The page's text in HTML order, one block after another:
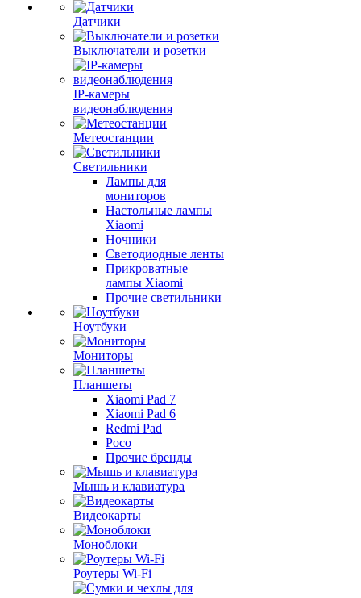
Датчики
Выключатели и розетки
IP-камеры
видеонаблюдения
Метеостанции
Светильники
Лампы для
мониторов
Настольные лампы
Xiaomi
Ночники
Светодиодные ленты
Прикроватные
лампы Xiaomi
Прочие светильники
Ноутбуки
Мониторы
Планшеты
Xiaomi Pad 7
Xiaomi Pad 6
Redmi Pad
Poco
Прочие бренды
Мышь и клавиатура
Видеокарты
Моноблоки
Роутеры Wi-Fi